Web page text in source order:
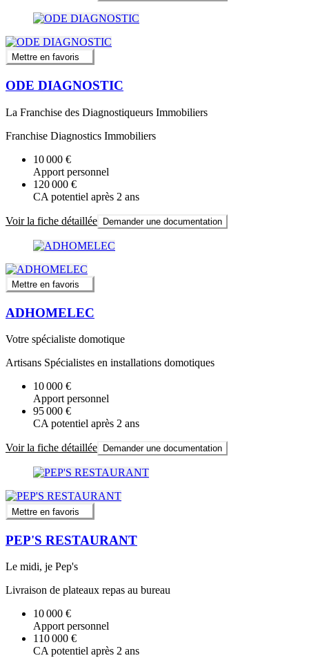
Mettre en favoris
ODE DIAGNOSTIC
La Franchise des Diagnostiqueurs Immobiliers
Franchise Diagnostics Immobiliers
10 000 €
Apport personnel
120 000 €
CA potentiel après 2 ans
Voir la fiche détaillée Demander une documentation
Mettre en favoris
ADHOMELEC
Votre spécialiste domotique
Artisans Spécialistes en installations domotiques
10 000 €
Apport personnel
95 000 €
CA potentiel après 2 ans
Voir la fiche détaillée Demander une documentation
Mettre en favoris
PEP'S RESTAURANT
Le midi, je Pep's
Livraison de plateaux repas au bureau
10 000 €
Apport personnel
110 000 €
CA potentiel après 2 ans